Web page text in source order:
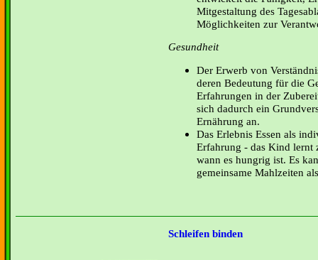
Mitgestaltung des
Möglichkeiten zur
Gesundheit
Der Erwerb von
deren Bedeutung für die
Erfahrungen in der
sich dadurch ein
Ernährung an.
Das Erlebnis Essen als
Erfahrung - das Kind lernt
wann es hungrig ist. Es
gemeinsame Mahlzeiten
Schleifen binden